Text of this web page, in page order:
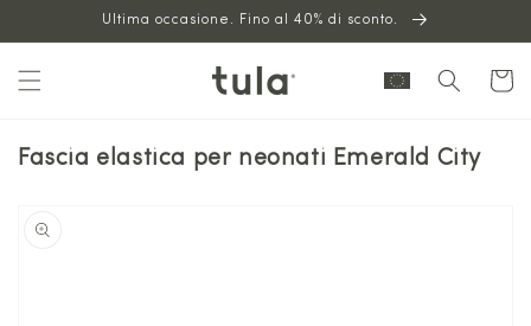
contenuto
Ultima occasione. Fino al 40% di sconto.
Carrello
Fascia elastica per neonati Emerald City
informazioni